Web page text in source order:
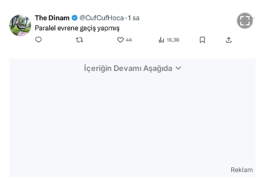
İçeriğin Devamı Aşağıda
Reklam